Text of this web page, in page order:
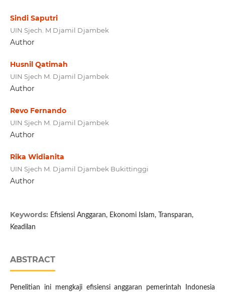
Sindi Saputri
UIN Sjech. M Djamil Djambek
Author
Husnil Qatimah
UIN Sjech M. Djamil Djambek
Author
Revo Fernando
UIN Sjech M. Djamil Djambek
Author
Rika Widianita
UIN Sjech M. Djamil Djambek Bukittinggi
Author
Keywords: Efisiensi Anggaran, Ekonomi Islam, Transparan,
Keadilan
ABSTRACT
Penelitian ini mengkaji efisiensi anggaran pemerintah Indonesia